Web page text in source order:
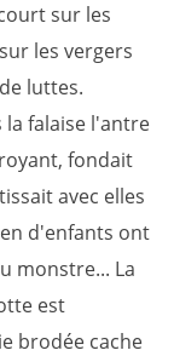
sur les
les vergers
luttes.
la falaise l'antre
fondait
avec elles
d'enfants ont
monstre... La
est
brodée cache